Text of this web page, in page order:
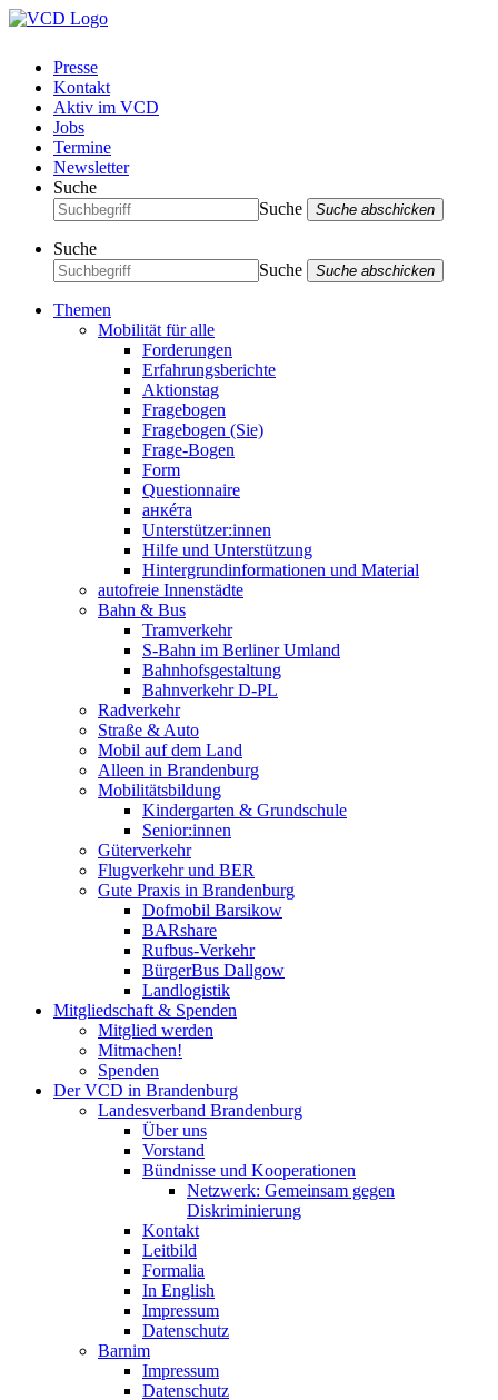
Presse
Kontakt
Aktiv im VCD
Jobs
Termine
Newsletter
Suche
Suche
Suche abschicken
Suche
Suche
Suche abschicken
Themen
Mobilität für alle
Forderungen
Erfahrungsberichte
Aktionstag
Fragebogen
Fragebogen (Sie)
Frage-Bogen
Form
Questionnaire
анкéта
Unterstützer:innen
Hilfe und Unterstützung
Hintergrundinformationen und Material
autofreie Innenstädte
Bahn & Bus
Tramverkehr
S-Bahn im Berliner Umland
Bahnhofsgestaltung
Bahnverkehr D-PL
Radverkehr
Straße & Auto
Mobil auf dem Land
Alleen in Brandenburg
Mobilitätsbildung
Kindergarten & Grundschule
Senior:innen
Güterverkehr
Flugverkehr und BER
Gute Praxis in Brandenburg
Dofmobil Barsikow
BARshare
Rufbus-Verkehr
BürgerBus Dallgow
Landlogistik
Mitgliedschaft & Spenden
Mitglied werden
Mitmachen!
Spenden
Der VCD in Brandenburg
Landesverband Brandenburg
Über uns
Vorstand
Bündnisse und Kooperationen
Netzwerk: Gemeinsam gegen
Diskriminierung
Kontakt
Leitbild
Formalia
In English
Impressum
Datenschutz
Barnim
Impressum
Datenschutz